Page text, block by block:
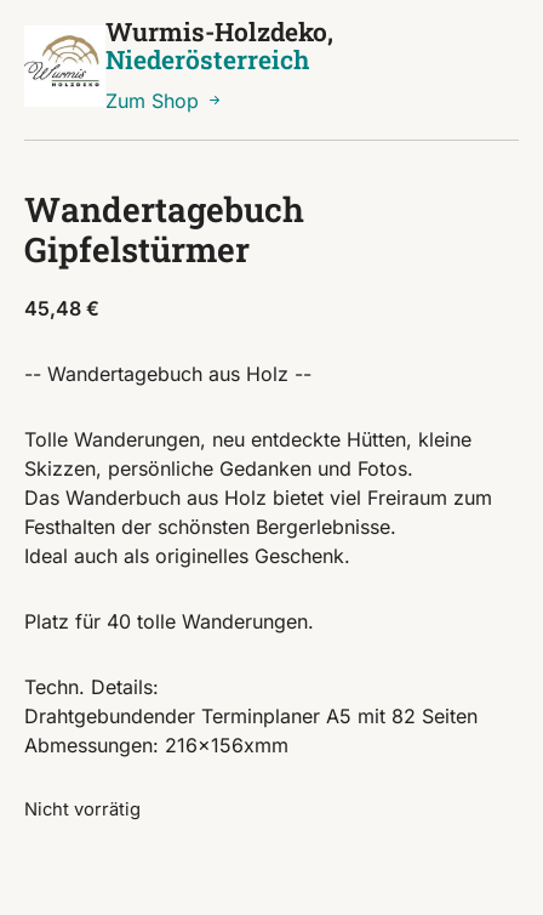
Wurmis-Holzdeko,
Niederösterreich
Zum Shop
Wandertagebuch
Gipfelstürmer
45,48 €
-- Wandertagebuch aus Holz --
Tolle Wanderungen, neu entdeckte Hütten, kleine
Skizzen, persönliche Gedanken und Fotos.
Das Wanderbuch aus Holz bietet viel Freiraum zum
Festhalten der schönsten Bergerlebnisse.
Ideal auch als originelles Geschenk.
Platz für 40 tolle Wanderungen.
Techn. Details:
Drahtgebundender Terminplaner A5 mit 82 Seiten
Abmessungen: 216x156xmm
Nicht vorrätig